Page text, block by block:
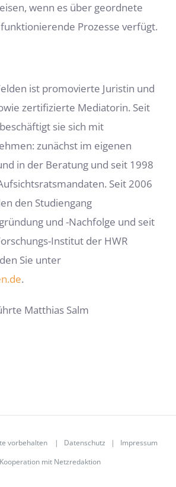
wenn es über geordnete
funktionierende Prozesse verfügt.
ist promovierte Juristin und
zertifizierte Mediatorin. Seit
sie sich mit
zunächst im eigenen
in der Beratung und seit 1998
Seit 2006
den Studiengang
und -Nachfolge und seit
Institut der HWR
Sie unter
.
Matthias Salm
vorbehalten | Datenschutz | Impressum
mit Netzredaktion